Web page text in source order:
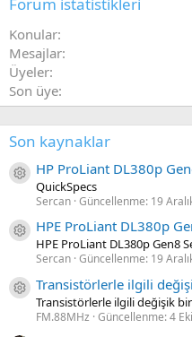
Konular
Mesajlar
Üyeler
Son üye
Son kaynaklar
Kaynak ikon/amblem
HP ProLiant DL380p
QuickSpecs
Sercan Güncellenme: 19
Kaynak ikon/amblem
HPE ProLiant DL380p
HPE ProLiant DL380p Gen8
Sercan Güncellenme: 19
Kaynak ikon/amblem
Transistörlerle ilgili
Transistörlerle ilgili değişik
FM.88MHz Güncellenme:4